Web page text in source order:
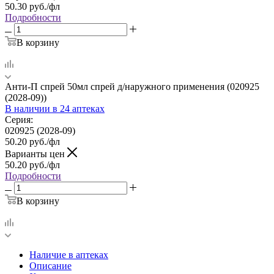
50.30 руб./фл
Подробности
В корзину
Анти-П спрей 50мл спрей д/наружного применения (020925
(2028-09))
В наличии в 24 аптеках
Серия:
020925 (2028-09)
50.20 руб./фл
Варианты цен
50.20 руб./фл
Подробности
В корзину
Наличие в аптеках
Описание